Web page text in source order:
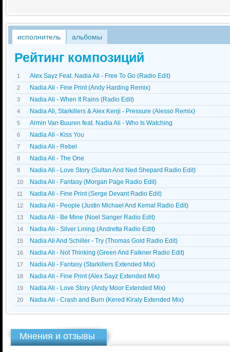
исполнитель альбомы
Рейтинг композиций
1 Alex Sayz Feat. Nadia Ali - Free To Go (Radio Edit)
2 Nadia Ali - Fine Print (Andy Harding Remix)
3 Nadia Ali - When It Rains (Radio Edit)
4 Nadia Ali, Starkillers & Alex Kenji - Pressure (Alesso Remix)
5 Armin Van Buuren feat. Nadia Ali - Who Is Watching
6 Nadia Ali - Kiss You
7 Nadia Ali - Rebel
8 Nadia Ali - The One
9 Nadia Ali - Love Story (Sultan And Ned Shepard Radio Edit)
10 Nadia Ali - Fantasy (Morgan Page Radio Edit)
11 Nadia Ali - Fine Print (Serge Devant Radio Edit)
12 Nadia Ali - People (Justin Michael And Kemal Radio Edit)
13 Nadia Ali - Be Mine (Noel Sanger Radio Edit)
14 Nadia Ali - Silver Lining (Andretta Radio Edit)
15 Nadia Ali And Schiller - Try (Thomas Gold Radio Edit)
16 Nadia Ali - Not Thinking (Green And Falkner Radio Edit)
17 Nadia Ali - Fantasy (Starkillers Extended Mix)
18 Nadia Ali - Fine Print (Alex Sayz Extended Mix)
19 Nadia Ali - Love Story (Andy Moor Extended Mix)
20 Nadia Ali - Crash and Burn (Kered Kiraly Extended Mix)
Мнения и отзывы